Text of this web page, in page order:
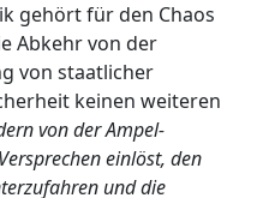
gehört für den Chaos
Abkehr von der
von staatlicher
keinen weiteren
von der Ampel-
einlöst, den
und die